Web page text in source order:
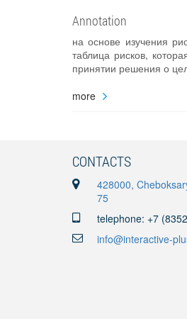
Annotation
на основе изучения
таблица рисков,
принятии решения о
more
CONTACTS
428000,
75
telephone: +7
info@interactive-